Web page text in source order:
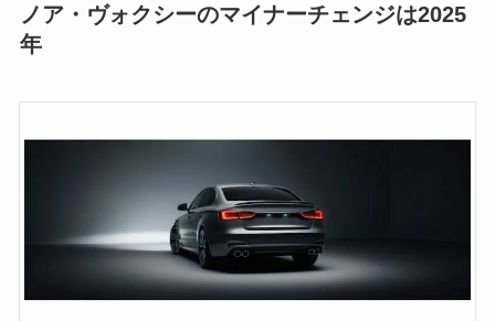
ノア・ヴォクシーのマイナーチェンジは2025
年